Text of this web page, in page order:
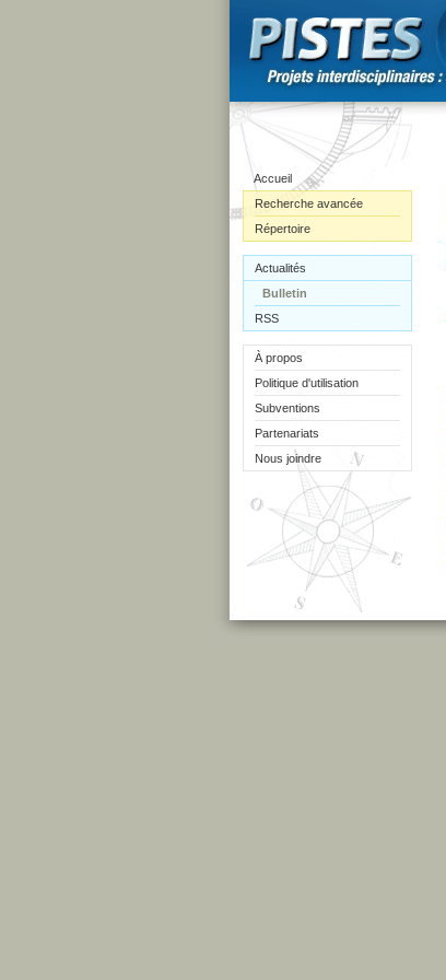
Accueil
Recherche avancée
Répertoire
Actualités
Bulletin
RSS
À propos
Politique d'utilisation
Subventions
Partenariats
Nous joindre